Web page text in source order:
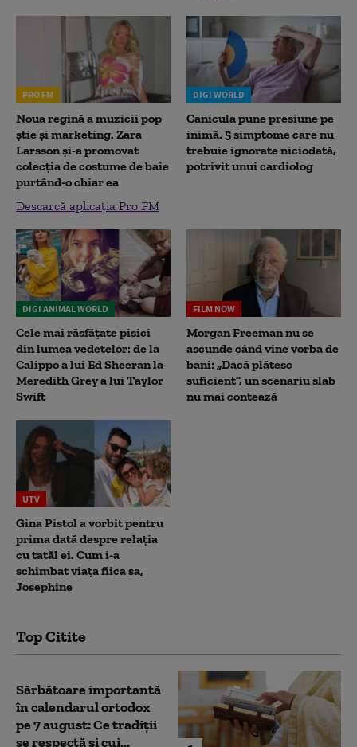
PRO FM
Noua regină a muzicii pop
știe și marketing. Zara
Larsson și-a promovat
colecția de costume de baie
purtând-o chiar ea
Descarcă aplicația Pro FM
DIGI WORLD
Canicula pune presiune pe
inimă. 5 simptome care nu
trebuie ignorate niciodată,
potrivit unui cardiolog
DIGI ANIMAL WORLD
Cele mai răsfățate pisici
din lumea vedetelor: de la
Calippo a lui Ed Sheeran la
Meredith Grey a lui Taylor
Swift
FILM NOW
Morgan Freeman nu se
ascunde când vine vorba de
bani: „Dacă plătesc
suficient”, un scenariu slab
nu mai contează
UTV
Gina Pistol a vorbit pentru
prima dată despre relația
cu tatăl ei. Cum i-a
schimbat viața fiica sa,
Josephine
Top Citite
Sărbătoare importantă
în calendarul ortodox
pe 7 august: Ce tradiții
se respectă și cui...